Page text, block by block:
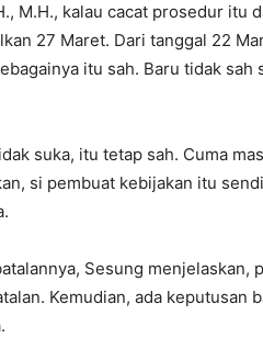
M.H., kalau cacat prosedur itu
27 Maret. Dari tanggal 22
itu sah. Baru tidak sah
suka, itu tetap sah. Cuma
si pembuat kebijakan itu
Sesung menjelaskan,
Kemudian, ada keputusan